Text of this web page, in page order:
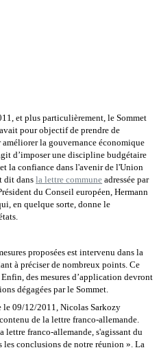
et plus particulièrement, le Sommet
pour objectif de prendre de
la gouvernance économique
d’imposer une discipline budgétaire
la confiance dans l'avenir de l'Union
dit dansla lettre commune adressée par
du Conseil européen, Hermann
en quelque sorte, donne le
proposées est intervenu dans la
à préciser de nombreux points. Ce
des mesures d’application devront
dégagées par le Sommet.
le 09/12/2011, Nicolas Sarkozy
de la lettre franco-allemande.
lettre franco-allemande, s'agissant du
les conclusions de notre réunion ». La